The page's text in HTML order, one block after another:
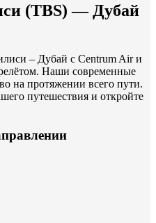
(TBS) — Дубай
– Дубай с Centrum Air и
Наши современные
на протяжении всего пути.
путешествия и откройте